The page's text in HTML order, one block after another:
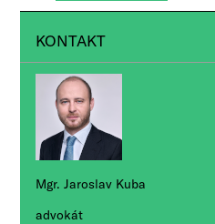
KONTAKT
Mgr. Jaroslav Kuba
advokát